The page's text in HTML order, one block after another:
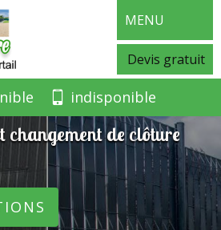
MENU
Devis gratuit
indisponible
changement de clôture